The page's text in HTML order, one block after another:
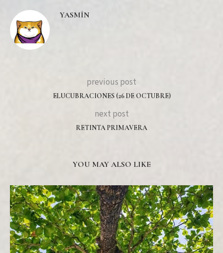
YASMÍN
previous post
ELUCUBRACIONES (26 DE OCTUBRE)
next post
RETINTA PRIMAVERA
YOU MAY ALSO LIKE